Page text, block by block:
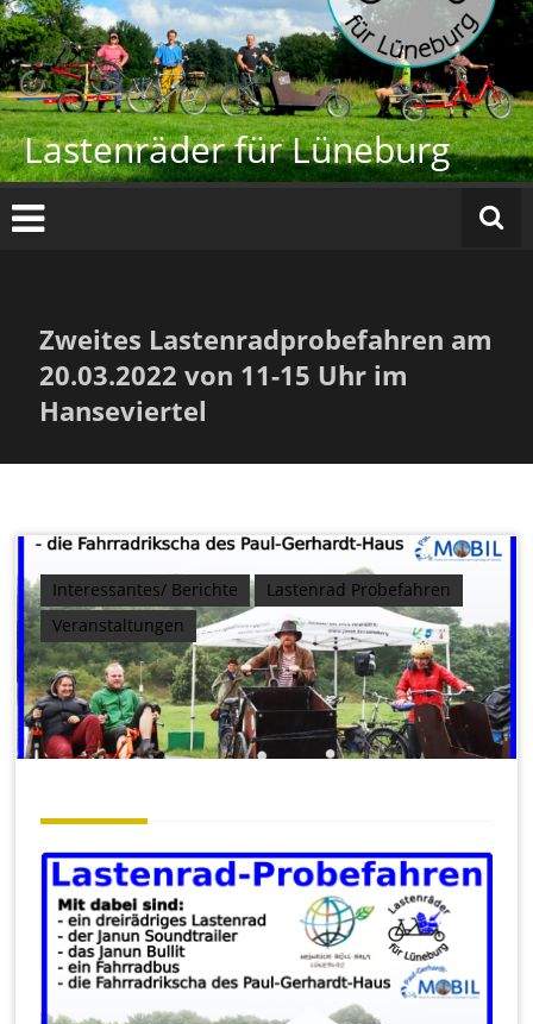
Zum
Inhalt
springen
Lastenräder für Lüneburg
Zweites Lastenradprobefahren am
20.03.2022 von 11-15 Uhr im
Hanseviertel
Interessantes/ Berichte
Lastenrad Probefahren
Veranstaltungen